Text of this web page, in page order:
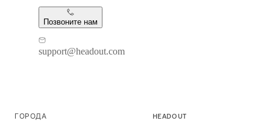
Позвоните нам
support@headout.com
ГОРОДА HEADOUT